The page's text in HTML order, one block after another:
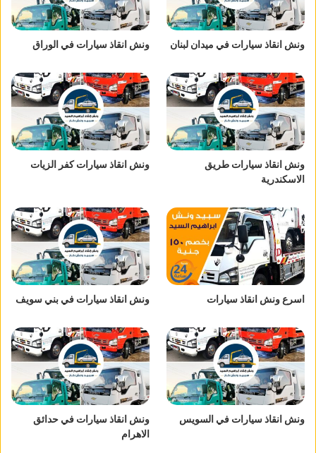
ونش انقاذ سيارات في ميدان لبنان ونش انقاذ سيارات في الوراق
ونش انقاذ سيارات طريق
الاسكندرية
ونش انقاذ سيارات كفر الزيات
اسرع ونش انقاذ سيارات ونش انقاذ سيارات في بني سويف
ونش انقاذ سيارات في السويس
ونش انقاذ سيارات في حدائق
الاهرام